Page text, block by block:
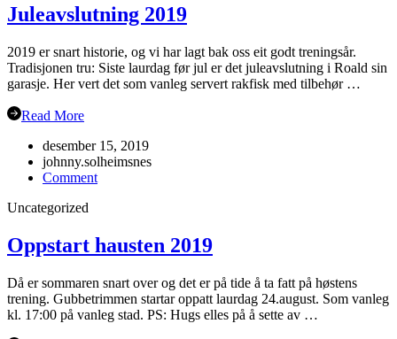
Juleavslutning 2019
2019 er snart historie, og vi har lagt bak oss eit godt treningsår.
Tradisjonen tru: Siste laurdag før jul er det juleavslutning i Roald sin
garasje. Her vert det som vanleg servert rakfisk med tilbehør …
Read More
desember 15, 2019
johnny.solheimsnes
Commenton
Uncategorized
Oppstart hausten 2019
Då er sommaren snart over og det er på tide å ta fatt på høstens
trening. Gubbetrimmen startar oppatt laurdag 24.august. Som vanleg
kl. 17:00 på vanleg stad. PS: Hugs elles på å sette av …